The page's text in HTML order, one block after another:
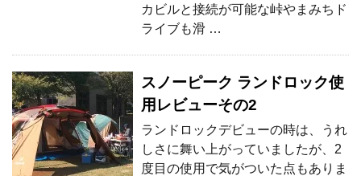
カビルと接続が可能な峠やまみちド
ライブも滑 …
スノーピーク ランドロック使
用レビューその2
ランドロックデビューの時は、うれ
しさに舞い上がっていましたが、2
度目の使用で気がついた点もありま